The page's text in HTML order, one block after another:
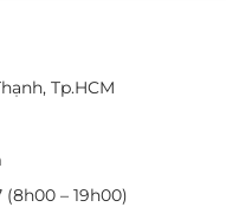
nhanh, đều và tiết
hóa, ăn mòn và bền
Tp.HCM
– 19h00)